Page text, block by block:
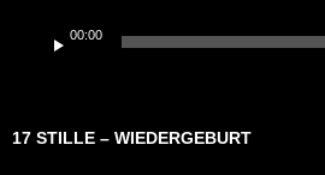
Player
00:00
17 STILLE – WIEDERGEBURT